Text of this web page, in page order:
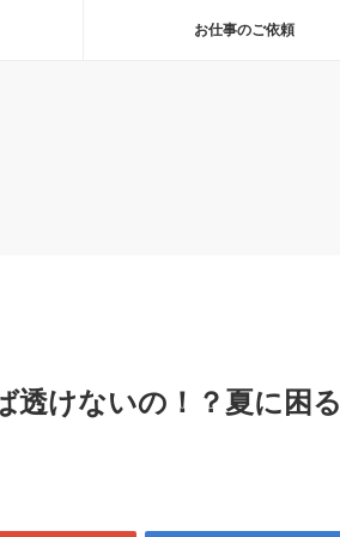
お仕事のご依頼
透けないの！？夏に困る